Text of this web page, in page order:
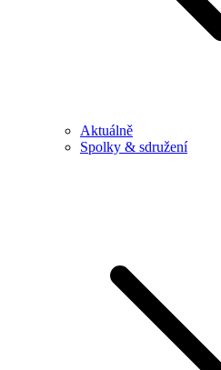
Aktuálně
Spolky & sdružení